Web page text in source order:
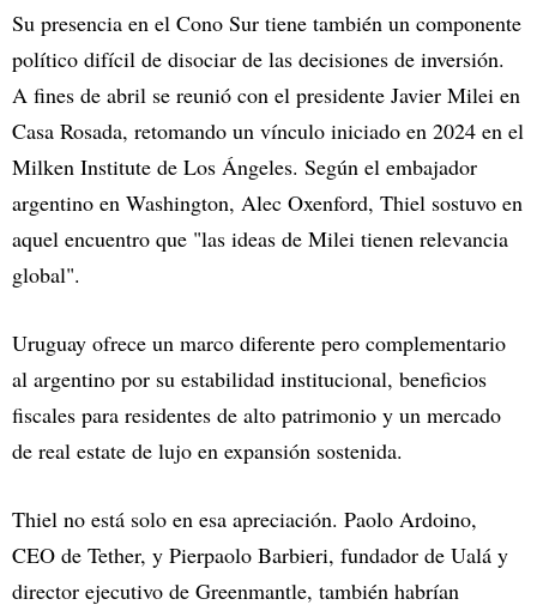
Su presencia en el Cono Sur tiene también un componente
político difícil de disociar de las decisiones de inversión.
A fines de abril se reunió con el presidente Javier Milei en
Casa Rosada, retomando un vínculo iniciado en 2024 en el
Milken Institute de Los Ángeles. Según el embajador
argentino en Washington, Alec Oxenford, Thiel sostuvo en
aquel encuentro que "las ideas de Milei tienen relevancia
global".
Uruguay ofrece un marco diferente pero complementario
al argentino por su estabilidad institucional, beneficios
fiscales para residentes de alto patrimonio y un mercado
de real estate de lujo en expansión sostenida.
Thiel no está solo en esa apreciación. Paolo Ardoino,
CEO de Tether, y Pierpaolo Barbieri, fundador de Ualá y
director ejecutivo de Greenmantle, también habrían